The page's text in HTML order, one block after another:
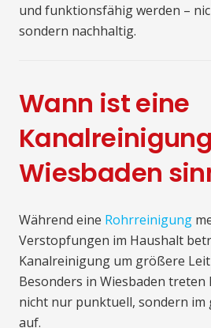
und funktionsfähig werden –
sondern nachhaltig.
Wann ist eine
Wiesbaden
Während eine Rohrreinigung
Verstopfungen im Haushalt
Kanalreinigung um größere
Besonders in Wiesbaden
nicht nur punktuell, sondern im
auf.